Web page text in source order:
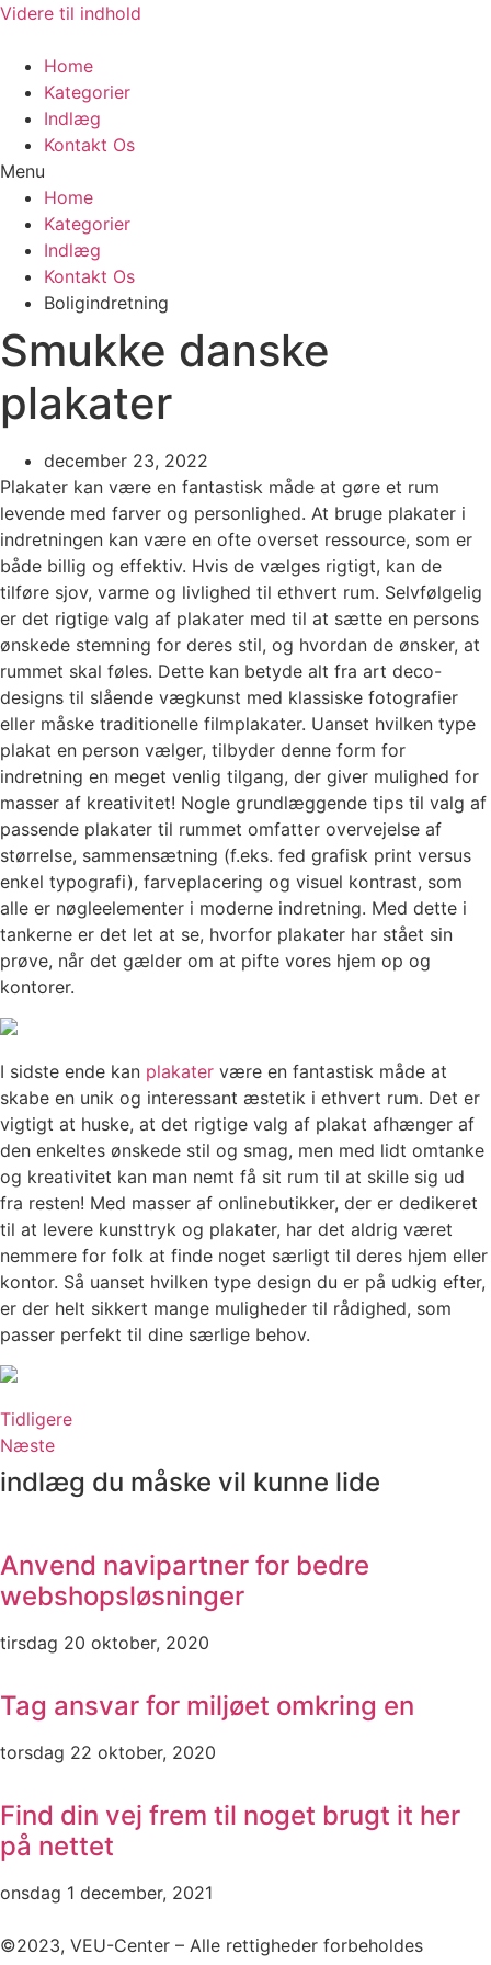
Videre til indhold
Home
Kategorier
Indlæg
Kontakt Os
Menu
Home
Kategorier
Indlæg
Kontakt Os
Boligindretning
Smukke danske
plakater
december 23, 2022
Plakater kan være en fantastisk måde at gøre et rum
levende med farver og personlighed. At bruge plakater i
indretningen kan være en ofte overset ressource, som er
både billig og effektiv. Hvis de vælges rigtigt, kan de
tilføre sjov, varme og livlighed til ethvert rum. Selvfølgelig
er det rigtige valg af plakater med til at sætte en persons
ønskede stemning for deres stil, og hvordan de ønsker, at
rummet skal føles. Dette kan betyde alt fra art deco-
designs til slående vægkunst med klassiske fotografier
eller måske traditionelle filmplakater. Uanset hvilken type
plakat en person vælger, tilbyder denne form for
indretning en meget venlig tilgang, der giver mulighed for
masser af kreativitet! Nogle grundlæggende tips til valg af
passende plakater til rummet omfatter overvejelse af
størrelse, sammensætning (f.eks. fed grafisk print versus
enkel typografi), farveplacering og visuel kontrast, som
alle er nøgleelementer i moderne indretning. Med dette i
tankerne er det let at se, hvorfor plakater har stået sin
prøve, når det gælder om at pifte vores hjem op og
kontorer.
I sidste ende kan plakater være en fantastisk måde at
skabe en unik og interessant æstetik i ethvert rum. Det er
vigtigt at huske, at det rigtige valg af plakat afhænger af
den enkeltes ønskede stil og smag, men med lidt omtanke
og kreativitet kan man nemt få sit rum til at skille sig ud
fra resten! Med masser af onlinebutikker, der er dedikeret
til at levere kunsttryk og plakater, har det aldrig været
nemmere for folk at finde noget særligt til deres hjem eller
kontor. Så uanset hvilken type design du er på udkig efter,
er der helt sikkert mange muligheder til rådighed, som
passer perfekt til dine særlige behov.
Tidligere
Næste
indlæg du måske vil kunne lide
Anvend navipartner for bedre
webshopsløsninger
tirsdag 20 oktober, 2020
Tag ansvar for miljøet omkring en
torsdag 22 oktober, 2020
Find din vej frem til noget brugt it her
på nettet
onsdag 1 december, 2021
©2023, VEU-Center – Alle rettigheder forbeholdes